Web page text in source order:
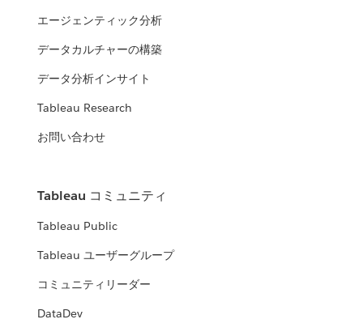
エージェンティック分析
データカルチャーの構築
データ分析インサイト
Tableau Research
お問い合わせ
Tableau コミュニティ
Tableau Public
Tableau ユーザーグループ
コミュニティリーダー
DataDev